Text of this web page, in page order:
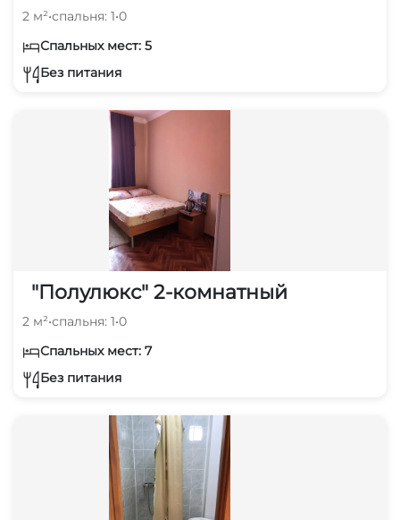
2 м²•спальня: 1•0
Спальных мест: 5
Без питания
"Полулюкс" 2-комнатный
2 м²•спальня: 1•0
Спальных мест: 7
Без питания